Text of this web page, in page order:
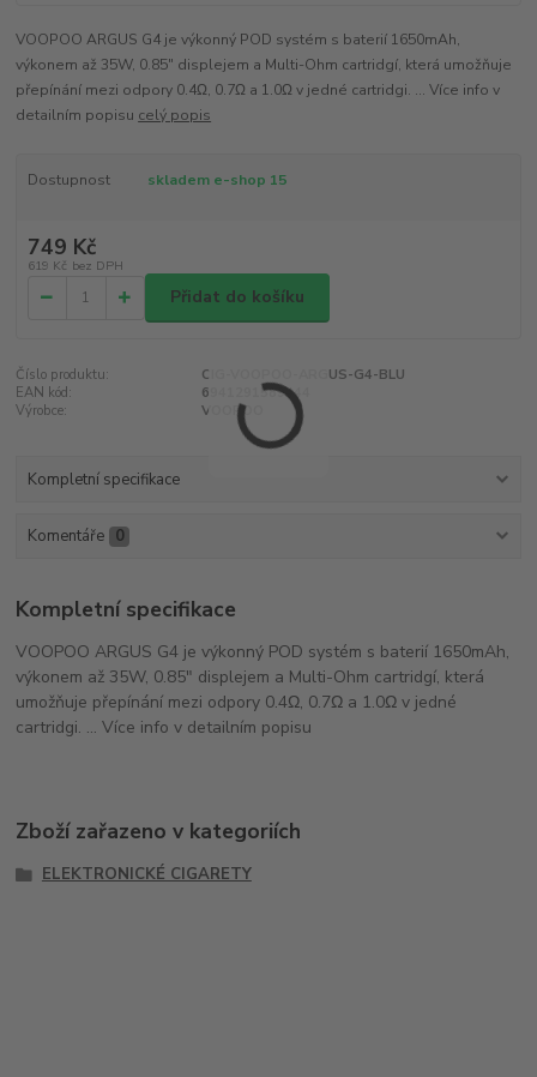
VOOPOO ARGUS G4 je výkonný POD systém s baterií 1650mAh,
výkonem až 35W, 0.85" displejem a Multi-Ohm cartridgí, která umožňuje
přepínání mezi odpory 0.4Ω, 0.7Ω a 1.0Ω v jedné cartridgi. ... Více info v
detailním popisu celý popis
Dostupnost skladem e-shop 15
749 Kč
619 Kč bez DPH
Přidat do košíku
Číslo produktu:
CIG-VOOPOO-ARGUS-G4-BLU
EAN kód:
6941291589444
Výrobce:
VOOPOO
Kompletní specifikace
Komentáře 0
Kompletní specifikace
VOOPOO ARGUS G4 je výkonný POD systém s baterií 1650mAh,
výkonem až 35W, 0.85" displejem a Multi-Ohm cartridgí, která
umožňuje přepínání mezi odpory 0.4Ω, 0.7Ω a 1.0Ω v jedné
cartridgi. ... Více info v detailním popisu
Zboží zařazeno v kategoriích
ELEKTRONICKÉ CIGARETY